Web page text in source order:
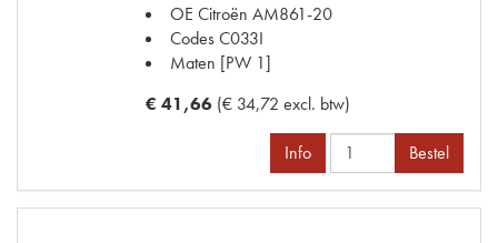
OE Citroën AM861-20
CodesC033I
Maten [PW 1]
€ 41,66 (€ 34,72 excl. btw)
Info Bestel